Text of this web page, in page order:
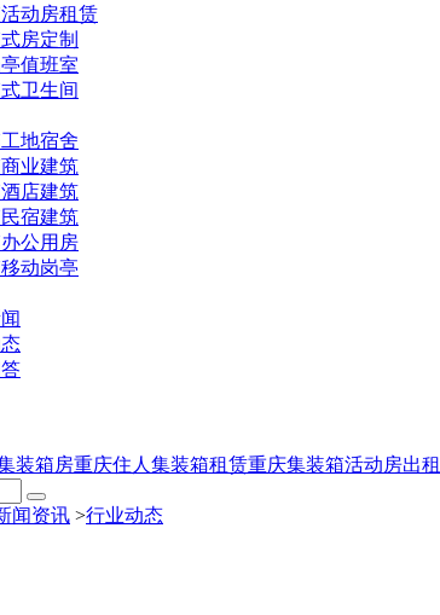
动房租赁
房定制
值班室
卫生间
地宿舍
业建筑
店建筑
宿建筑
公用房
动岗亭
装箱房重庆住人集装箱租赁重庆集装箱活动房出租
闻资讯 >行业动态